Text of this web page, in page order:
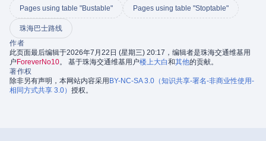
Pages using table "Bustable" Pages using table "Stoptable"
珠海巴士路线
作者
此页面最后编辑于2026年7月22日 (星期三) 20:17，编辑者是珠海交通维基用
户ForeverNo10。 基于珠海交通维基用户楼上大白和其他的贡献。
著作权
除非另有声明，本网站内容采用BY-NC-SA 3.0（知识共享-署名-非商业性使用-
相同方式共享 3.0） 授权。